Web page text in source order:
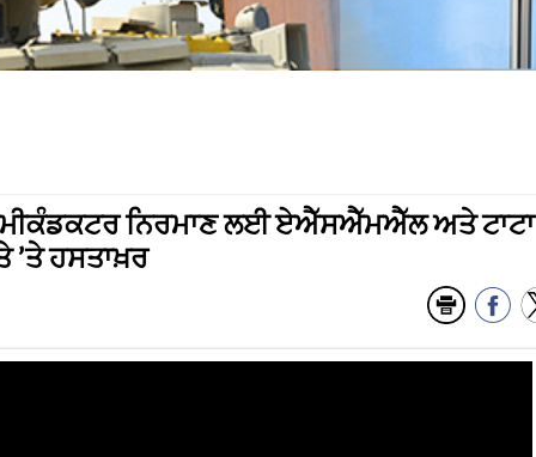
ਨਿਰਮਾਣ ਲਈ ਏਐੱਸਐੱਮਐੱਲ ਅਤੇ ਟਾਟਾ
ਹਸਤਾਖ਼ਰ